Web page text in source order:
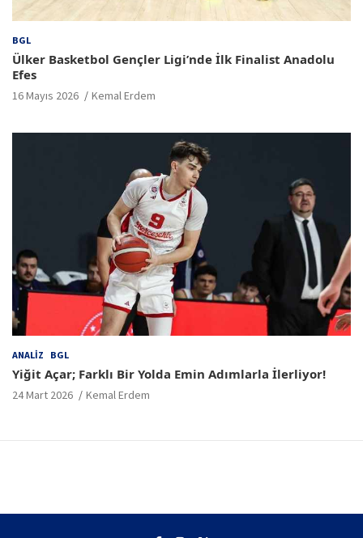
BGL
Ülker Basketbol Gençler Ligi’nde İlk Finalist Anadolu
Efes
16 Mayıs 2026 Kemal Erdem
ANALIZ BGL
Yiğit Açar; Farklı Bir Yolda Emin Adımlarla İlerliyor!
24 Mart 2026 Kemal Erdem